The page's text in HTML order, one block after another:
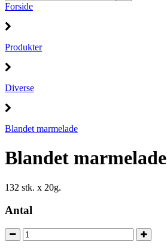
Forside
Produkter
Diverse
Blandet marmelade
Blandet marmelade
132 stk. x 20g.
Antal